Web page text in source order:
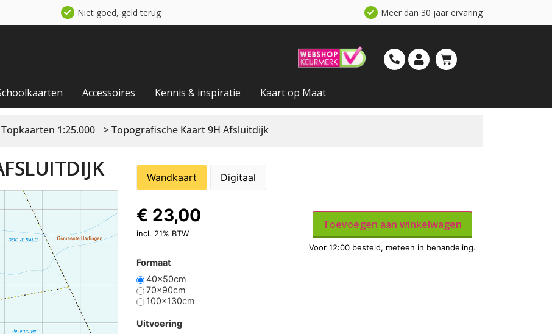
Niet goed, geld terug Meer dan 30 jaar ervaring
Accessoires Kennis & inspiratie Kaart op Maat
Topkaarten 1:25.000 > Topografische Kaart 9H Afsluitdijk
Wandkaart Digitaal
Formaat
40x50cm
70x90cm
100x130cm
Uitvoering
€ 23,00
incl. 21% BTW
Toevoegen aan winkelwagen